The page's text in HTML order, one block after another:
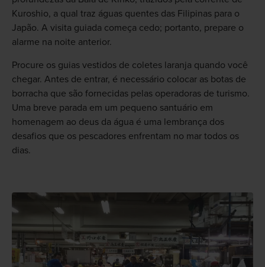
Kuroshio, a qual traz águas quentes das Filipinas para o
Japão. A visita guiada começa cedo; portanto, prepare o
alarme na noite anterior.
Procure os guias vestidos de coletes laranja quando você
chegar. Antes de entrar, é necessário colocar as botas de
borracha que são fornecidas pelas operadoras de turismo.
Uma breve parada em um pequeno santuário em
homenagem ao deus da água é uma lembrança dos
desafios que os pescadores enfrentam no mar todos os
dias.